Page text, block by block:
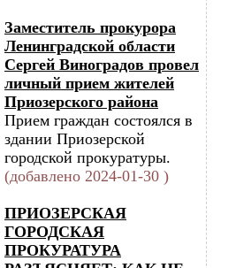
Заместитель прокурора
Ленинградской области
Сергей Виноградов провел
личный прием жителей
Приозерского района
Прием граждан состоялся в
здании Приозерской
городской прокуратуры.
(добавлено 2024-01-30 )
ПРИОЗЕРСКАЯ
ГОРОДСКАЯ
ПРОКУРАТУРА